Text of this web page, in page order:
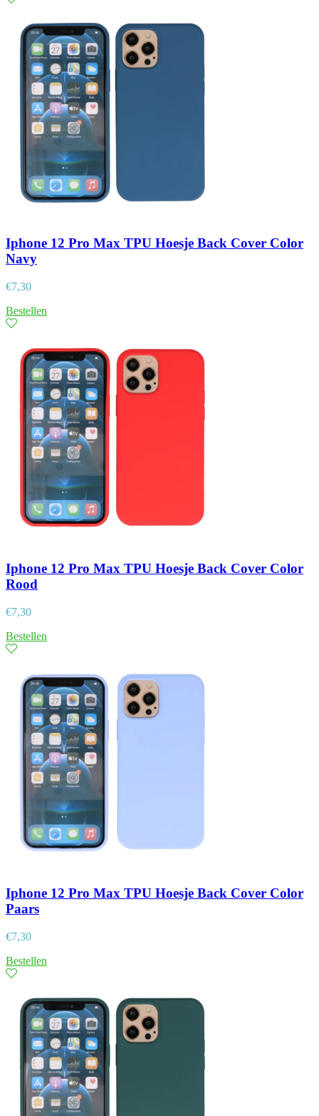
Iphone 12 Pro Max TPU Hoesje Back Cover Color
Navy
€7,30
Bestellen
Iphone 12 Pro Max TPU Hoesje Back Cover Color
Rood
€7,30
Bestellen
Iphone 12 Pro Max TPU Hoesje Back Cover Color
Paars
€7,30
Bestellen